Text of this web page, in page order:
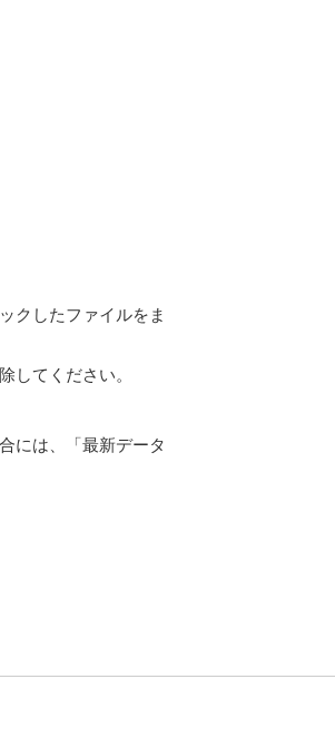
クしたファイルをま
してください。
には、「最新データ